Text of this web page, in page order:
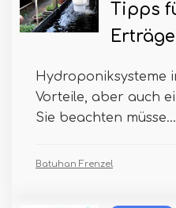
Tipps
Erträge
Hydroponiksysteme
Vorteile, aber auch
Sie beachten müsse...
Batuhan Frenzel